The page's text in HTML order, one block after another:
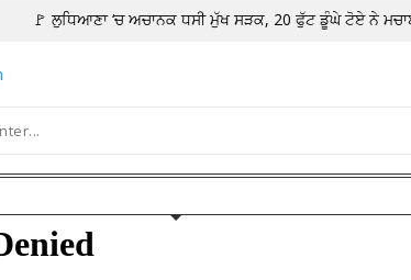
🚩 ਲੁਧਿਆਣਾ ‘ਚ ਅਚਾਨਕ ਧਸੀ ਮੁੱਖ ਸੜਕ, 20 ਫੁੱਟ ਡੂੰਘੇ ਟੋਏ ਨੇ
ਕਾਂਸਲ